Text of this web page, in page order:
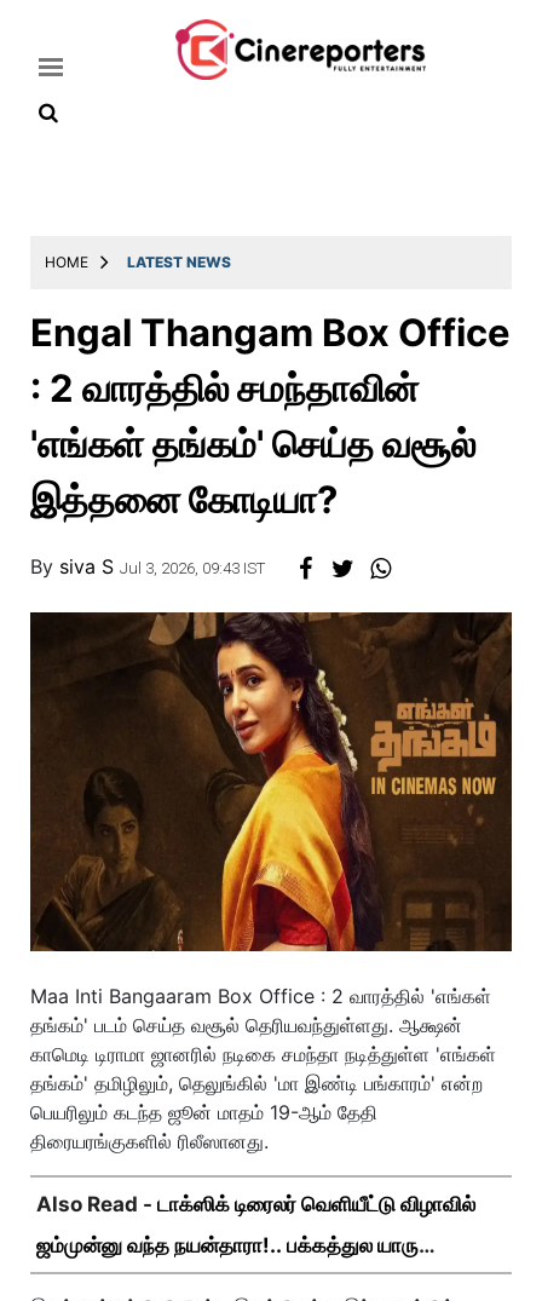
Latest
Throwback
Television
Reviews
Story
HOME LATEST NEWS
Engal Thangam Box Office
: 2 வாரத்தில் சமந்தாவின்
'எங்கள் தங்கம்' செய்த வசூல்
இத்தனை கோடியா?
By siva S Jul 3, 2026, 09:43 IST
Maa Inti Bangaaram Box Office : 2 வாரத்தில் 'எங்கள்
தங்கம்' படம் செய்த வசூல் தெரியவந்துள்ளது. ஆக்ஷன்
காமெடி டிராமா ஜானரில் நடிகை சமந்தா நடித்துள்ள 'எங்கள்
தங்கம்' தமிழிலும், தெலுங்கில் 'மா இண்டி பங்காரம்' என்ற
பெயரிலும் கடந்த ஜூன் மாதம் 19-ஆம் தேதி
திரையரங்குகளில் ரிலீஸானது.
Also Read - டாக்ஸிக் டிரைலர் வெளியீட்டு விழாவில்
ஜம்முன்னு வந்த நயன்தாரா!.. பக்கத்துல யாரு